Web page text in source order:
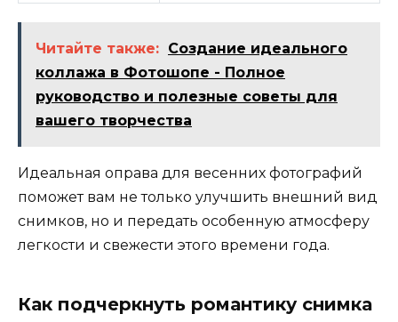
Читайте также: Создание идеального
коллажа в Фотошопе - Полное
руководство и полезные советы для
вашего творчества
Идеальная оправа для весенних фотографий
поможет вам не только улучшить внешний вид
снимков, но и передать особенную атмосферу
легкости и свежести этого времени года.
Как подчеркнуть романтику снимка